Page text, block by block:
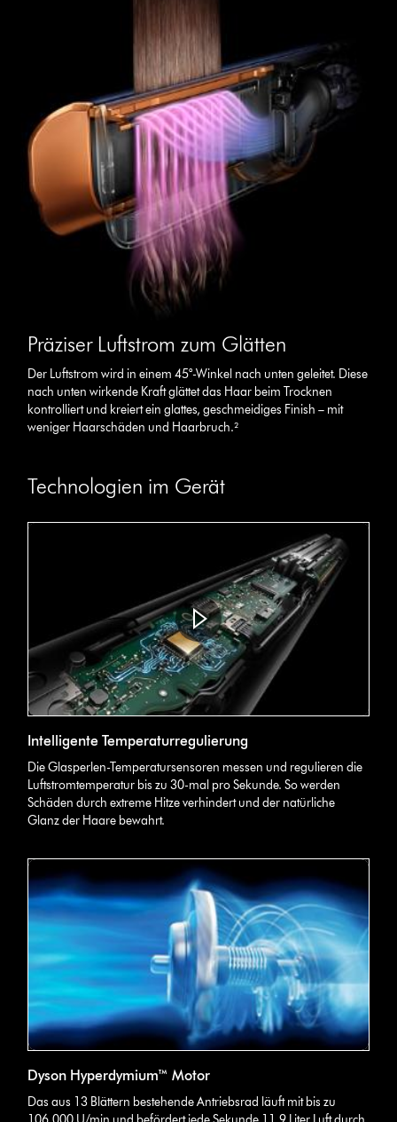
Präziser Luftstrom zum Glätten
Der Luftstrom wird in einem 45°-Winkel nach unten geleitet. Diese
nach unten wirkende Kraft glättet das Haar beim Trocknen
kontrolliert und kreiert ein glattes, geschmeidiges Finish – mit
weniger Haarschäden und Haarbruch.²
Technologien im Gerät
Intelligente Temperaturregulierung
Die Glasperlen-Temperatursensoren messen und regulieren die
Luftstromtemperatur bis zu 30-mal pro Sekunde. So werden
Schäden durch extreme Hitze verhindert und der natürliche
Glanz der Haare bewahrt.
Dyson Hyperdymium™ Motor
Das aus 13 Blättern bestehende Antriebsrad läuft mit bis zu